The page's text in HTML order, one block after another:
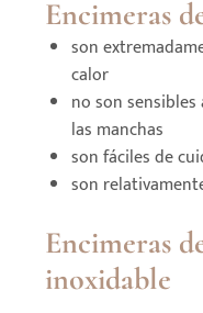
Encimeras
son
calor
no son
las manchas
son fáciles de
son
Encimeras
inoxidable